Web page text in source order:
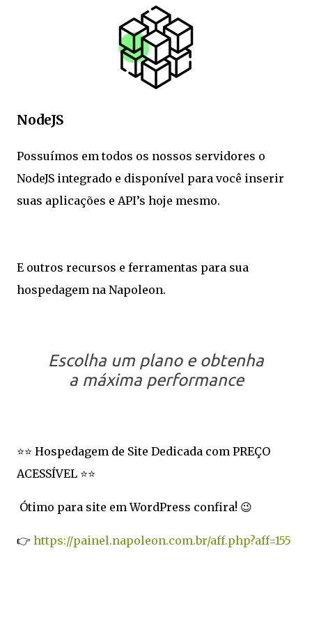
NodeJS
Possuímos em todos os nossos servidores o
NodeJS integrado e disponível para você inserir
suas aplicações e API’s hoje mesmo.
E outros recursos e ferramentas para sua
hospedagem na Napoleon.
Escolha um plano e obtenha
a máxima performance
⭐⭐ Hospedagem de Site Dedicada com PREÇO
ACESSÍVEL ⭐⭐
Ótimo para site em WordPress confira! 😉
👉 https://painel.napoleon.com.br/aff.php?aff=155